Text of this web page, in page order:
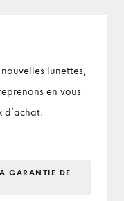
lunettes,
en vous
d’achat.
GARANTIE DE